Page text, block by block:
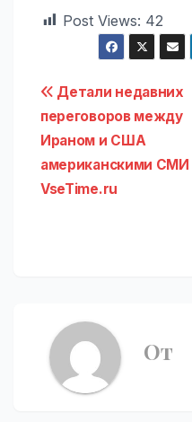
Post Views: 42
Навигация
по
записям
Детали недавних
переговоров между
Ираном и США
американскими СМИ |
VseTime.ru
От